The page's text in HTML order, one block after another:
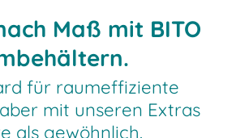
Maß mit BITO
für raumeffiziente
mit unseren Extras
als gewöhnlich.